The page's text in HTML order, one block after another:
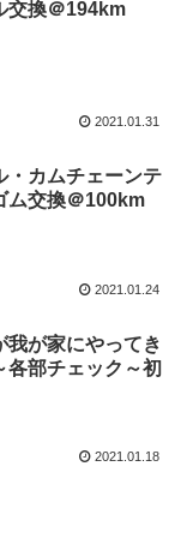
交換＠194km
2021.01.31
・カムチェーンテ
ム交換＠100km
2021.01.24
我が家にやってき
各部チェック～初
2021.01.18